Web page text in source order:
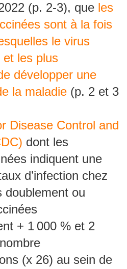
(p. 2-3), que les
sont à la fois
le virus
et les plus
développer une
la maladie (p. 2 et 3
Disease Control and
dont les
indiquent une
d’infection chez
doublement ou
+ 1 000 % et 2
(x 26) au sein de